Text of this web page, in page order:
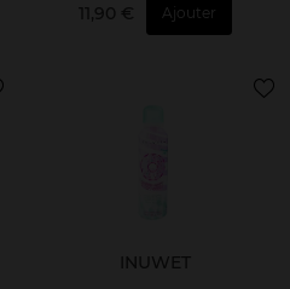
11,90 € Ajouter
INUWET